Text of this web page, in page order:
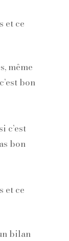
et ce
même
bon
c’est
bon
et ce
bilan